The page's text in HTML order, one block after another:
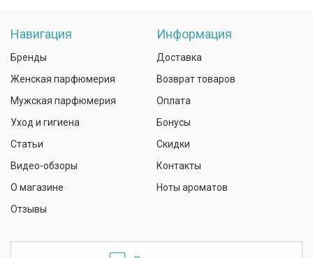
Навигация
Бренды
Женская парфюмерия
Мужская парфюмерия
Уход и гигиена
Статьи
Видео-обзоры
О магазине
Отзывы
Информация
Доставка
Возврат товаров
Оплата
Бонусы
Скидки
Контакты
Ноты ароматов